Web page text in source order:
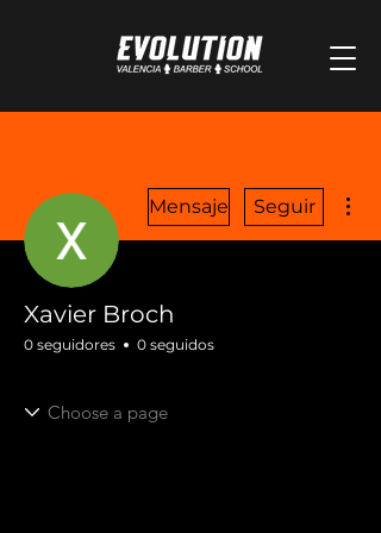
Mensaje Seguir
Xavier Broch
0 seguidores 0 seguidos